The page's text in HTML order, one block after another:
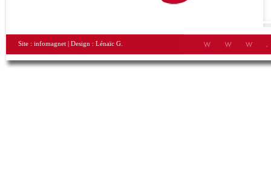
Site : infomagnet | Design : Lénaïc G.